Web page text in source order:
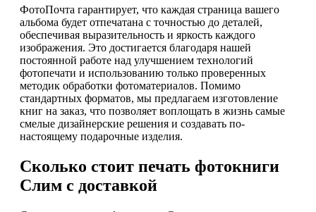
ФотоПочта гарантирует, что каждая страница вашего
альбома будет отпечатана с точностью до деталей,
обеспечивая выразительность и яркость каждого
изображения. Это достигается благодаря нашей
постоянной работе над улучшением технологий
фотопечати и использованию только проверенных
методик обработки фотоматериалов. Помимо
стандартных форматов, мы предлагаем изготовление
книг на заказ, что позволяет воплощать в жизнь самые
смелые дизайнерские решения и создавать по-
настоящему подарочные изделия.
Сколько стоит печать фотокниги
Слим с доставкой